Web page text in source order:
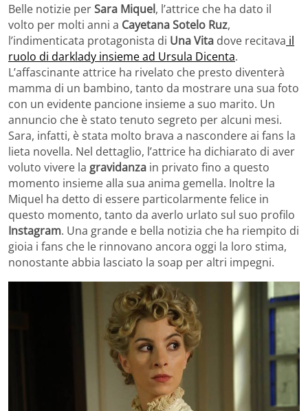
Belle notizie perSara Miquel, l’attrice che ha dato il
volto per molti anni a Cayetana Sotelo Ruz,
l’indimenticata protagonista di Una Vita dove recitava il
ruolo di darklady insieme ad Ursula Dicenta.
L’affascinante attrice ha rivelato che presto diventerà
mamma di un bambino, tanto da mostrare una sua foto
con un evidente pancione insieme a suo marito. Un
annuncio che è stato tenuto segreto per alcuni mesi.
Sara, infatti, è stata molto brava a nascondere ai fans la
lieta novella. Nel dettaglio, l’attrice ha dichiarato di aver
voluto vivere la gravidanza in privato fino a questo
momento insieme alla sua anima gemella. Inoltre la
Miquel ha detto di essere particolarmente felice in
questo momento, tanto da averlo urlato sul suo profilo
Instagram. Una grande e bella notizia che ha riempito di
gioia i fans che le rinnovano ancora oggi la loro stima,
nonostante abbia lasciato la soap per altri impegni.